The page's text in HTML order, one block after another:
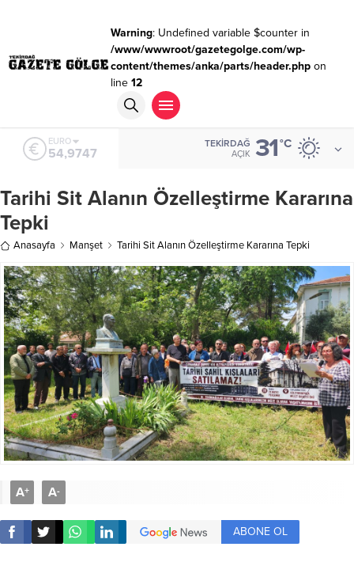
Warning: Undefined variable $counter in
/www/wwwroot/gazetegolge.com/wp-
content/themes/anka/parts/header.phpon
line 12
ALTIN
6.499,25
TEKIRDAĞ
AÇIK 31°C
Tarihi Sit Alanın Özelleştirme Kararına
Tepki
Anasayfa Manşet Tarihi Sit Alanın Özelleştirme Kararına Tepki
A+ A-
ABONE OL